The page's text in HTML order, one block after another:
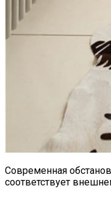
Современная
соответствует